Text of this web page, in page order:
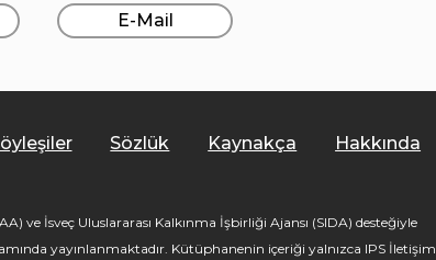
E-Mail
Sözlük Kaynakça Hakkında
ve İsveç Uluslararası Kalkınma İşbirliği Ajansı (SIDA) desteğiyle
yayınlanmaktadır. Kütüphanenin içeriği yalnızca IPS İletişim